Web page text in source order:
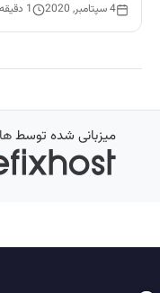
4 سپتامبر, 2020 1 دقیقه مطالعه
میزبانی شده توسط